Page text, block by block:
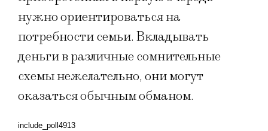
нужно ориентироваться на
потребности семьи. Вкладывать
деньги в различные сомнительные
схемы нежелательно, они могут
оказаться обычным обманом.
include_poll4913